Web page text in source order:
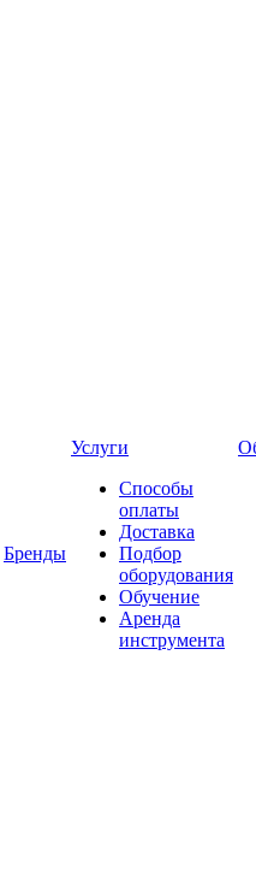
Бренды
Услуги
Способы
оплаты
Доставка
Подбор
оборудования
Обучение
Аренда
инструмента